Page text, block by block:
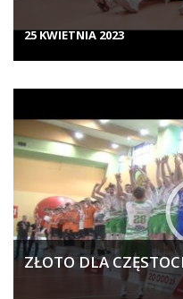
25 KWIETNIA 2023
ZŁOTO DLA